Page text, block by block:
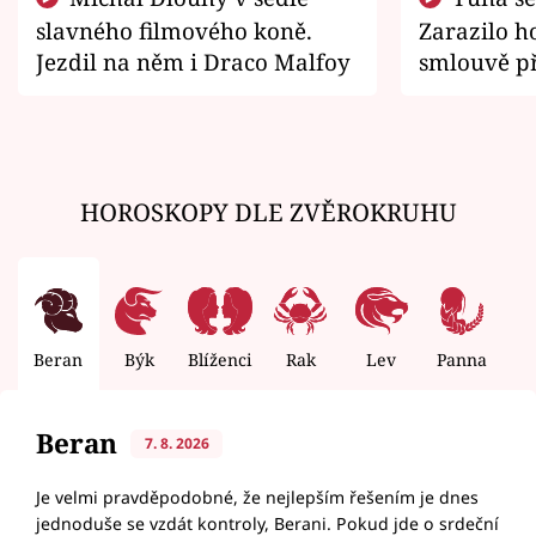
slavného filmového koně.
Jezdil na něm i Draco Malfoy
Zarazilo
smlouvě
HOROSKOPY DLE ZVĚROKRUHU
Beran Býk Blíženci Rak Lev Panna
Beran 7. 8. 2026
Je velmi pravděpodobné, že nejlepším řešením je dnes
jednoduše se vzdát kontroly, Berani. Pokud jde o srdeční